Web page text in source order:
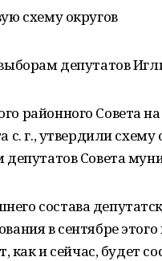
схему округов
депутатов
районного Совета
с. г., утвердили
депутатов Совета
состава
в сентябре
как и сейчас, будет